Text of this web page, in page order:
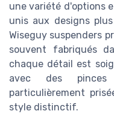
une variété d'options
unis aux designs
Wiseguy suspenders
souvent fabriqués
chaque détail est
avec des
particulièrement
style distinctif.